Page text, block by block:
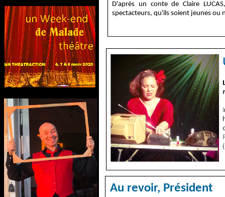
Au revoir, Président
D'après un conte de Claire
spectacteurs, qu'ils soient jeunes ou